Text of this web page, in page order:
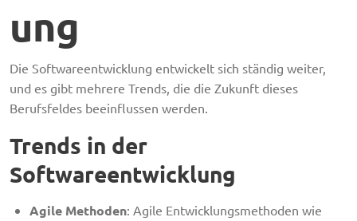
ung
Die Softwareentwicklung entwickelt sich ständig weiter,
und es gibt mehrere Trends, die die Zukunft dieses
Berufsfeldes beeinflussen werden.
Trends in der
Softwareentwicklung
Agile Methoden: Agile Entwicklungsmethoden wie